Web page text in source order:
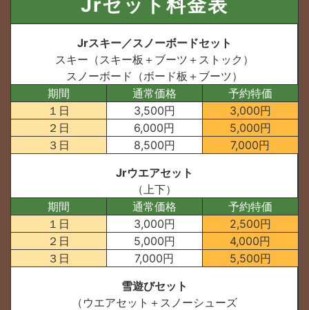
Jrセット料金表
Jrスキー／スノーボードセット
スキー（スキー板＋ブーツ＋ストック）
スノーボード（ボード板＋ブーツ）
期間
通常価格
予約特価
１日
3,500円
3,000円
２日
6,000円
5,000円
３日
8,500円
7,000円
Jrウエアセット
（上下）
期間
通常価格
予約特価
１日
3,000円
2,500円
２日
5,000円
4,000円
３日
7,000円
5,500円
雪遊びセット
（ウエアセット＋スノーシューズ